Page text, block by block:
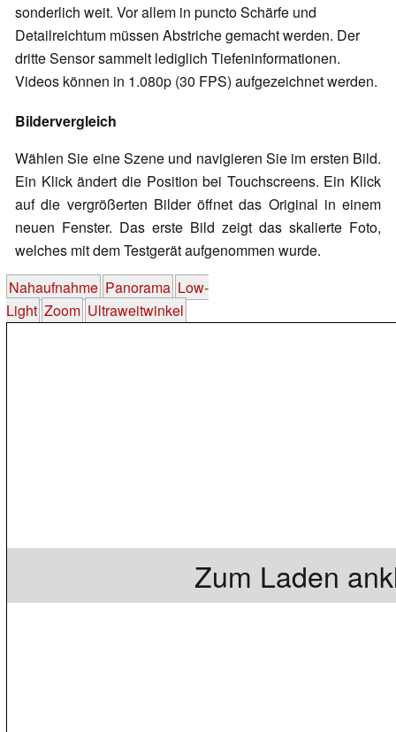
sonderlich weit. Vor allem in puncto Schärfe und
Detailreichtum müssen Abstriche gemacht werden. Der
dritte Sensor sammelt lediglich Tiefeninformationen.
Videos können in 1.080p (30 FPS) aufgezeichnet werden.
Bildervergleich
Wählen Sie eine Szene und navigieren Sie im ersten Bild.
Ein Klick ändert die Position bei Touchscreens. Ein Klick
auf die vergrößerten Bilder öffnet das Original in einem
neuen Fenster. Das erste Bild zeigt das skalierte Foto,
welches mit dem Testgerät aufgenommen wurde.
Nahaufnahme Panorama Low-
Light Zoom Ultraweitwinkel
Zum Laden